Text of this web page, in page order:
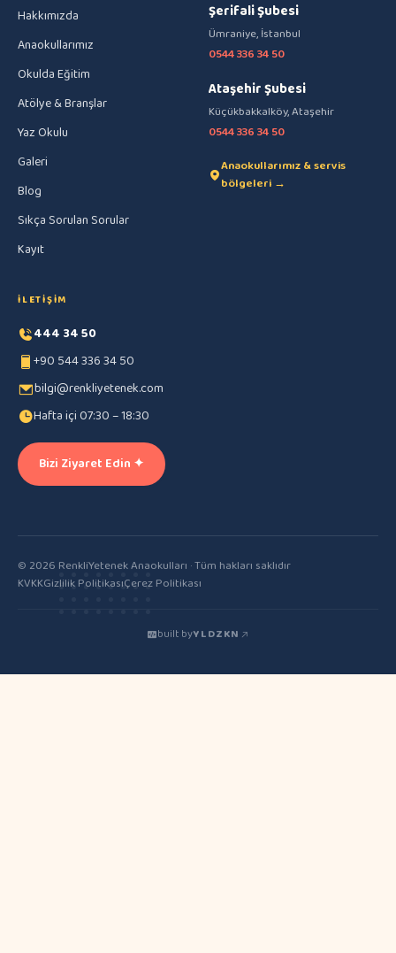
Hakkımızda
Anaokullarımız
Okulda Eğitim
Atölye & Branşlar
Yaz Okulu
Galeri
Blog
Sıkça Sorulan Sorular
Kayıt
Şerifali Şubesi
Ümraniye, İstanbul
0544 336 34 50
Ataşehir Şubesi
Küçükbakkalköy, Ataşehir
0544 336 34 50
Anaokullarımız & servis
bölgeleri →
İLETIŞIM
444 34 50
+90 544 336 34 50
bilgi@renkliyetenek.com
Hafta içi 07:30 – 18:30
Bizi Ziyaret Edin ✦
© 2026 RenkliYetenek Anaokulları · Tüm hakları saklıdır
KVKKGizlilik PolitikasıÇerez Politikası
built byYLDZKN